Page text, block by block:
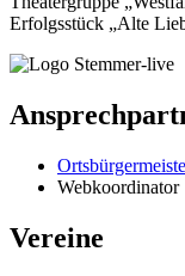
Erfolgsstück „Alte
Webkoordinator
Vereine